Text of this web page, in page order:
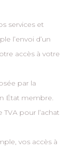
services et
l’envoi d’un
accès à votre
par la
État membre.
pour l’achat
vos accès à